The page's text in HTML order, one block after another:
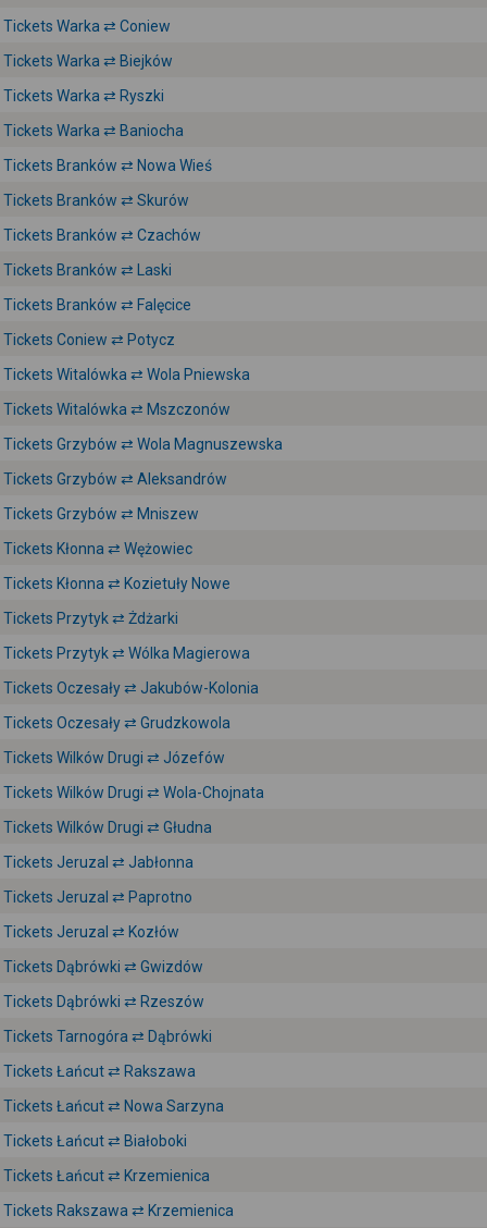
Tickets Warka ⇄ Coniew
Tickets Warka ⇄ Biejków
Tickets Warka ⇄ Ryszki
Tickets Warka ⇄ Baniocha
Tickets Branków ⇄ Nowa Wieś
Tickets Branków ⇄ Skurów
Tickets Branków ⇄ Czachów
Tickets Branków ⇄ Laski
Tickets Branków ⇄ Falęcice
Tickets Coniew ⇄ Potycz
Tickets Witalówka ⇄ Wola Pniewska
Tickets Witalówka ⇄ Mszczonów
Tickets Grzybów ⇄ Wola Magnuszewska
Tickets Grzybów ⇄ Aleksandrów
Tickets Grzybów ⇄ Mniszew
Tickets Kłonna ⇄ Wężowiec
Tickets Kłonna ⇄ Kozietuły Nowe
Tickets Przytyk ⇄ Żdżarki
Tickets Przytyk ⇄ Wólka Magierowa
Tickets Oczesały ⇄ Jakubów-Kolonia
Tickets Oczesały ⇄ Grudzkowola
Tickets Wilków Drugi ⇄ Józefów
Tickets Wilków Drugi ⇄ Wola-Chojnata
Tickets Wilków Drugi ⇄ Głudna
Tickets Jeruzal ⇄ Jabłonna
Tickets Jeruzal ⇄ Paprotno
Tickets Jeruzal ⇄ Kozłów
Tickets Dąbrówki ⇄ Gwizdów
Tickets Dąbrówki ⇄ Rzeszów
Tickets Tarnogóra ⇄ Dąbrówki
Tickets Łańcut ⇄ Rakszawa
Tickets Łańcut ⇄ Nowa Sarzyna
Tickets Łańcut ⇄ Białoboki
Tickets Łańcut ⇄ Krzemienica
Tickets Rakszawa ⇄ Krzemienica